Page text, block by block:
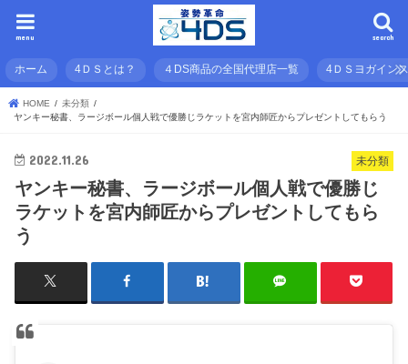
search
menu
ホーム 4ＤＳとは？ ４DS商品の全国代理店一覧 4ＤＳヨガイン
HOME
未分類
ヤンキー秘書、ラージボール個人戦で優勝じラケットを宮内師匠からプレゼントしてもらう
未分類
2022.11.26
ヤンキー秘書、ラージボール個人戦で優勝じ
ラケットを宮内師匠からプレゼントしてもら
う